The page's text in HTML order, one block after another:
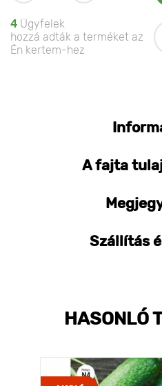
4 Ügyfelek
hozzá adták a terméket az
Én kertem-hez
A fajta
Szállítás
HASONLÓ